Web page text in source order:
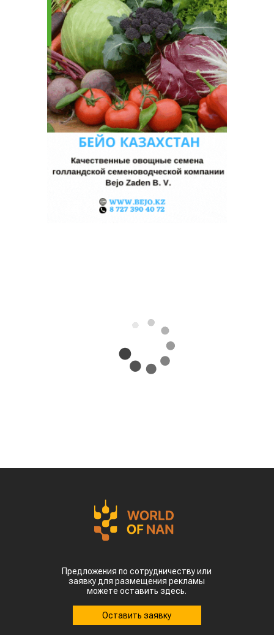
Предложения по сотрудничеству или
заявку для размещения рекламы
можете оставить здесь.
Оставить заявку